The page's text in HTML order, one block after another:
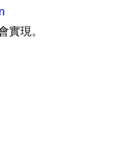
實現。